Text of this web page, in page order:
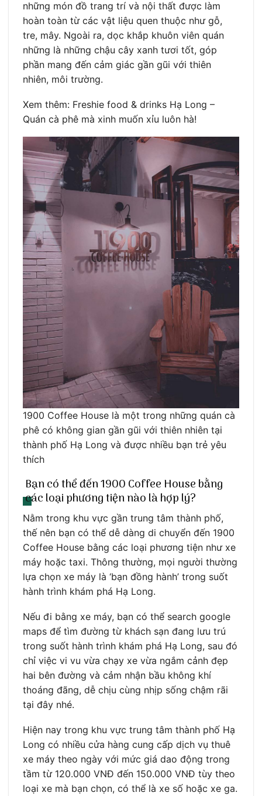
những món đồ trang trí và nội thất được làm
hoàn toàn từ các vật liệu quen thuộc như gỗ,
tre, mây. Ngoài ra, dọc khắp khuôn viên quán
những là những chậu cây xanh tươi tốt, góp
phần mang đến cảm giác gần gũi với thiên
nhiên, môi trường.
Xem thêm: Freshie food & drinks Hạ Long –
Quán cà phê mà xinh muốn xỉu luôn hà!
1900 Coffee House là một trong những quán cà
phê có không gian gần gũi với thiên nhiên tại
thành phố Hạ Long và được nhiều bạn trẻ yêu
thích
Bạn có thể đến 1900 Coffee House bằng
các loại phương tiện nào là hợp lý?
Nằm trong khu vực gần trung tâm thành phố,
thế nên bạn có thể dễ dàng di chuyển đến 1900
Coffee House bằng các loại phương tiện như xe
máy hoặc taxi. Thông thường, mọi người thường
lựa chọn xe máy là ‘bạn đồng hành’ trong suốt
hành trình khám phá Hạ Long.
Nếu đi bằng xe máy, bạn có thể search google
maps để tìm đường từ khách sạn đang lưu trú
trong suốt hành trình khám phá Hạ Long, sau đó
chỉ việc vi vu vừa chạy xe vừa ngắm cảnh đẹp
hai bên đường và cảm nhận bầu không khí
thoáng đãng, dễ chịu cùng nhịp sống chậm rãi
tại đây nhé.
Hiện nay trong khu vực trung tâm thành phố Hạ
Long có nhiều cửa hàng cung cấp dịch vụ thuê
xe máy theo ngày với mức giá dao động trong
tầm từ 120.000 VNĐ đến 150.000 VNĐ tùy theo
loại xe mà bạn chọn, có thể là xe số hoặc xe ga.